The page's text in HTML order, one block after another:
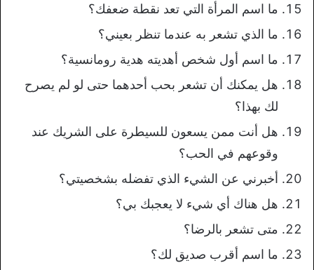
ما اسم المرأة التي تعد نقطة ضعفك؟
ما الذي تشعر به عندما تنظر بعيني؟
ما اسم أول شخص أهديته هدية رومانسية؟
هل يمكنك أن تشعر بحب أحدهما حتى لو لم يصرح
لك بهذا؟
هل أنت ممن يسعون للسيطرة على الشريك عند
وقوعهم في الحب؟
أخبرني عن الشيء الذي تفضله بشخصيتي؟
هل هناك أي شيء لا يعجبك بي؟
متى تشعر بالرضا؟
ما اسم أقرب صديق لك؟